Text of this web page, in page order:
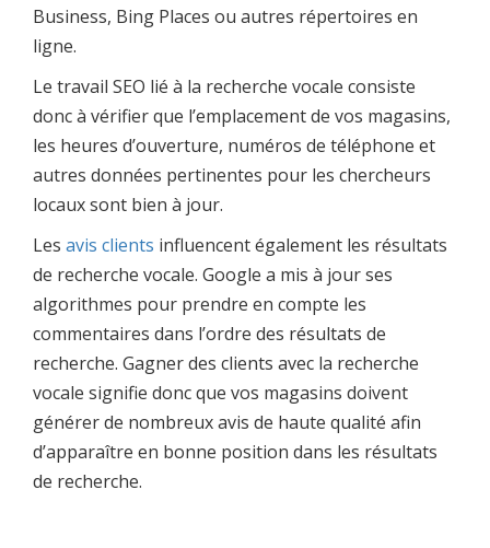
Business, Bing Places ou autres répertoires en
ligne.
Le travail SEO lié à la recherche vocale consiste
donc à vérifier que l’emplacement de vos magasins,
les heures d’ouverture, numéros de téléphone et
autres données pertinentes pour les chercheurs
locaux sont bien à jour.
Les avis clients influencent également les résultats
de recherche vocale. Google a mis à jour ses
algorithmes pour prendre en compte les
commentaires dans l’ordre des résultats de
recherche. Gagner des clients avec la recherche
vocale signifie donc que vos magasins doivent
générer de nombreux avis de haute qualité afin
d’apparaître en bonne position dans les résultats
de recherche.